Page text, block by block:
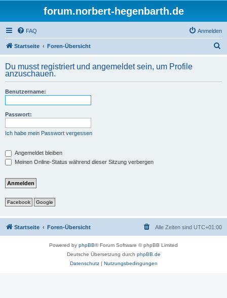
forum.norbert-hegenbarth.de
FAQ Anmelden
Startseite Foren-Übersicht
h
Du musst registriert und angemeldet sein, um Profile
anzuschauen.
Benutzername:
Passwort:
Ich habe mein Passwort vergessen
Angemeldet bleiben
Meinen Online-Status während dieser Sitzung verbergen
Facebook Google
Startseite Foren-Übersicht Alle Zeiten sind UTC+01:00
Powered by phpBB® Forum Software © phpBB Limited
Deutsche Übersetzung durch phpBB.de
Datenschutz| Nutzungsbedingungen